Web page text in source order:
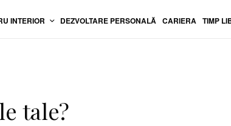
INTERIOR DEZVOLTARE PERSONALĂ CARIERA TIMP
tale?